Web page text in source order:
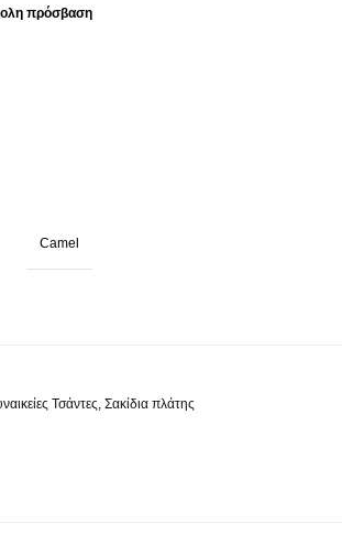
πρόσβαση
Camel
Τσάντες, Σακίδια πλάτης